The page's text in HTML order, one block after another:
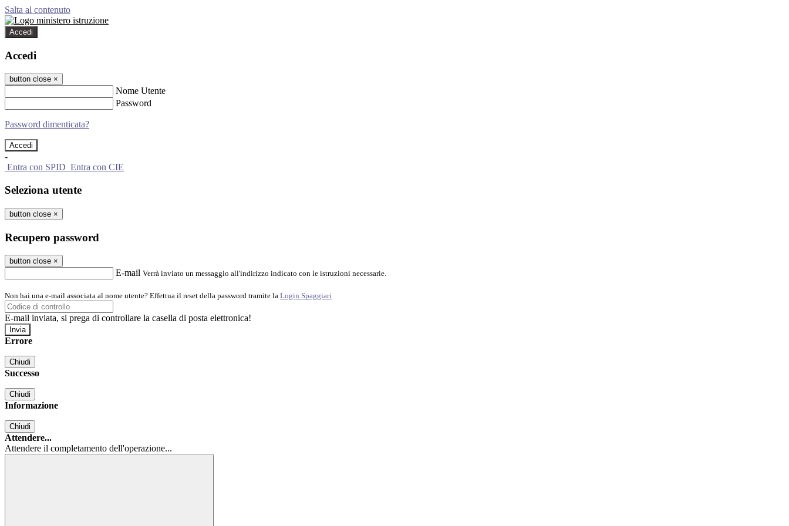
Salta al contenuto
Accedi
Accedi
button close ×
Nome Utente
Password
Password dimenticata?
-
Entra con SPID Entra con CIE
Seleziona utente
button close ×
Recupero password
button close ×
E-mail Verrà inviato un messaggio all'indirizzo indicato con le istruzioni necessarie.
Non hai una e-mail associata al nome utente? Effettua il reset della password tramite la Login Spaggiari
E-mail inviata, si prega di controllare la casella di posta elettronica!
Errore
Chiudi
Successo
Chiudi
Informazione
Chiudi
Attendere...
Attendere il completamento dell'operazione...